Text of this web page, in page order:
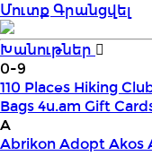
ՄուտքԳրանցվել
Խանութներ
0-9
110 Places Hiking
Bags4u.am Gift
A
AbrikonAdoptAkos